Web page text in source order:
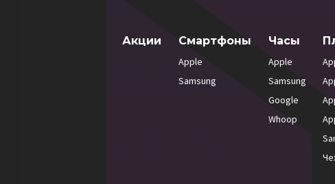
Акции Смартфоны
Apple
Samsung
Часы
Apple
Samsung
Google
Whoop